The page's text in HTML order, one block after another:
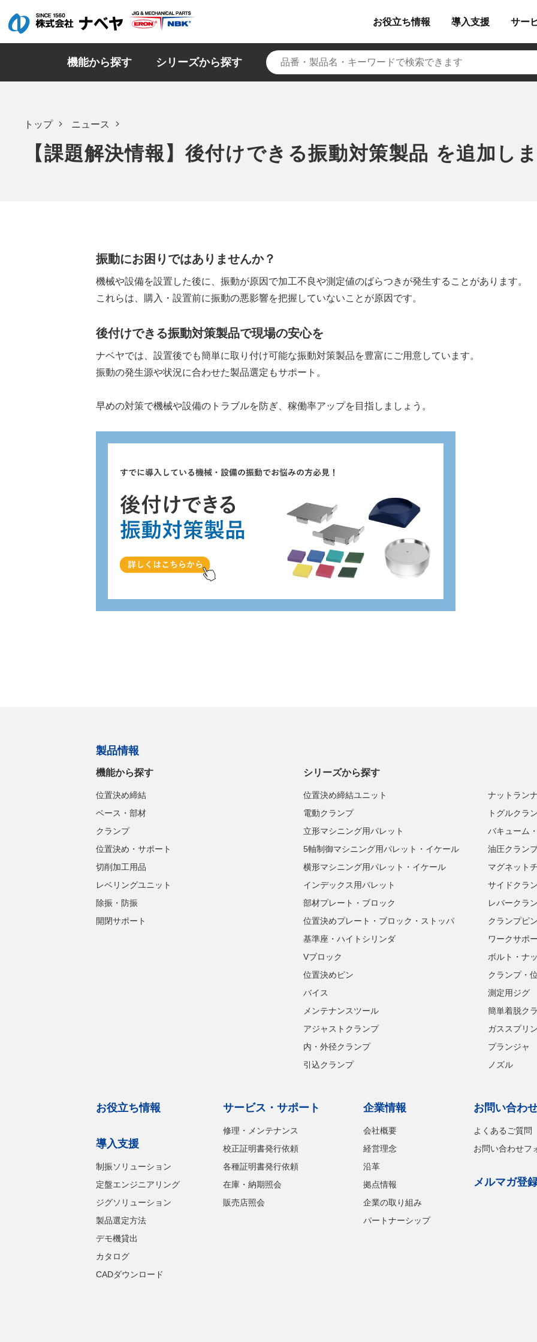
お役立ち情報 導入支援 サー
機能から探す シリーズから探す
トップ ニュース
【課題解決情報】後付けできる振動対策製品 を追加し
振動にお困りではありませんか？
機械や設備を設置した後に、振動が原因で加工不良や測定値のばらつきが発生することがあります。
これらは、購入・設置前に振動の悪影響を把握していないことが原因です。
後付けできる振動対策製品で現場の安心を
ナベヤでは、設置後でも簡単に取り付け可能な振動対策製品を豊富にご用意しています。
振動の発生源や状況に合わせた製品選定もサポート。
早めの対策で機械や設備のトラブルを防ぎ、稼働率アップを目指しましょう。
製品情報
機能から探す
位置決め締結
ベース・部材
クランプ
位置決め・サポート
切削加工用品
レベリングユニット
除振・防振
開閉サポート
シリーズから探す
位置決め締結ユニット
電動クランプ
立形マシニング用パレット
5軸制御マシニング用パレット・イケール
横形マシニング用パレット・イケール
インデックス用パレット
部材プレート・ブロック
位置決めプレート・ブロック・ストッパ
基準座・ハイトシリンダ
Vブロック
位置決めピン
バイス
メンテナンスツール
アジャストクランプ
内・外径クランプ
引込クランプ
ナットラン
トグルクラ
バキューム
油圧クラン
マグネット
サイドクラ
レバークラ
クランプピン
ワークサポ
ボルト・ナ
クランプ・
測定用ジグ
簡単着脱ク
ガススプリ
プランジャ
ノズル
お役立ち情報
導入支援
制振ソリューション
定盤エンジニアリング
ジグソリューション
製品選定方法
デモ機貸出
カタログ
CADダウンロード
サービス・サポート
修理・メンテナンス
校正証明書発行依頼
各種証明書発行依頼
在庫・納期照会
販売店照会
企業情報
会社概要
経営理念
沿革
拠点情報
企業の取り組み
パートナーシップ
お問い合わ
よくあるご質問
お問い合わせフ
メルマガ登